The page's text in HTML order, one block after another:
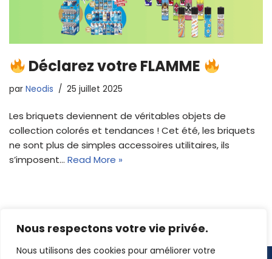
Nous respectons votre vie privée.
Nous utilisons des cookies pour améliorer votre
Déclarez votre FLAMME
par Neodis 25 juillet 2025
Les briquets deviennent de véritables objets de
collection colorés et tendances ! Cet été, les briquets
ne sont plus de simples accessoires utilitaires, ils
s’imposent… Read More »